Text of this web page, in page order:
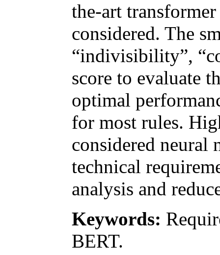
the-art
considered. The
“indivisibility”,
score to evaluate
optimal
for most rules.
considered neural
technical
analysis and
Keywords:
BERT.